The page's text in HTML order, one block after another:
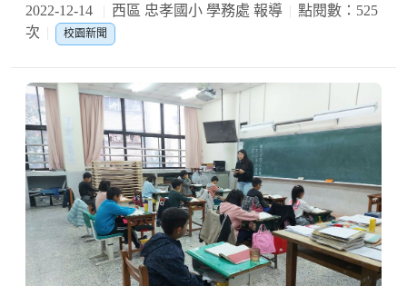
2022-12-14 西區 忠孝國小 學務處 報導
點閱數：525
次
校園新聞